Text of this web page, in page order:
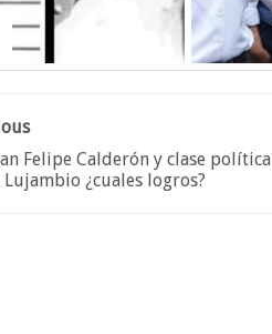
Felipe Calderón y clase política
Lujambio ¿cuales logros?